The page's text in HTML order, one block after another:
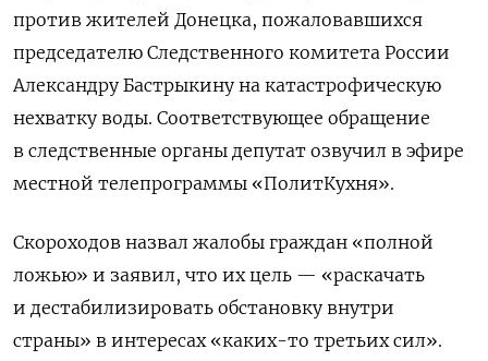
против жителей Донецка, пожаловавшихся
председателю Следственного комитета России
Александру Бастрыкину на катастрофическую
нехватку воды. Соответствующее обращение
в следственные органы депутат озвучил в эфире
местной телепрограммы «ПолитКухня».
Скороходов назвал жалобы граждан «полной
ложью» и заявил, что их цель — «раскачать
и дестабилизировать обстановку внутри
страны» в интересах «каких-то третьих сил».